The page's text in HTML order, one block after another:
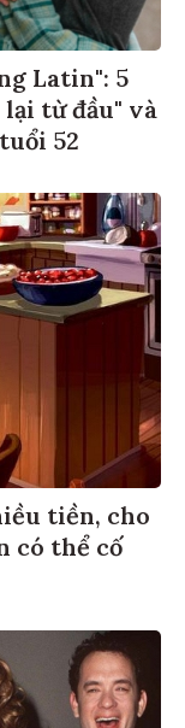
Latin": 5
từ đầu" và
52
tiền, cho
có thể cố